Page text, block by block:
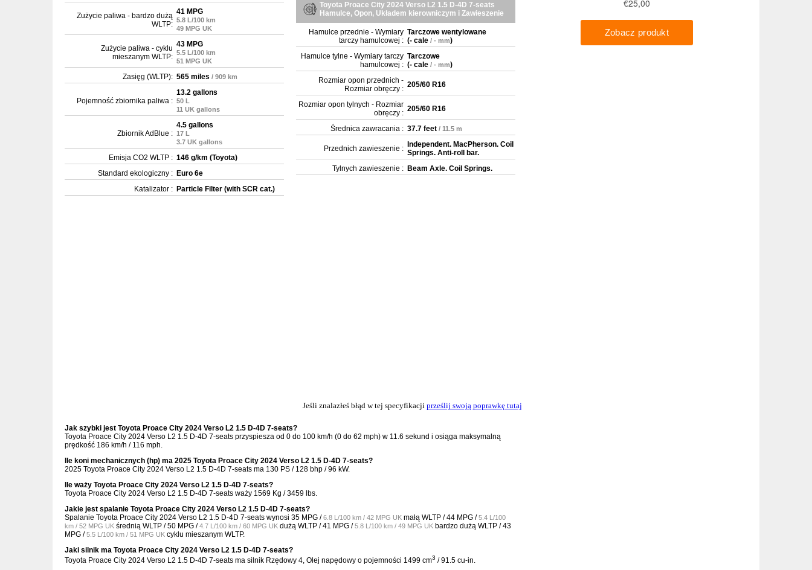
Zużycie paliwa - bardzo dużą
WLTP:
41 MPG
5.8 L/100 km
49 MPG UK
Zużycie paliwa - cyklu
mieszanym WLTP:
43 MPG
5.5 L/100 km
51 MPG UK
Zasięg (WLTP): 565 miles / 909 km
Pojemność zbiornika paliwa :
13.2 gallons
50 L
11 UK gallons
Zbiornik AdBlue :
4.5 gallons
17 L
3.7 UK gallons
Emisja CO2 WLTP : 146 g/km (Toyota)
Standard ekologiczny : Euro 6e
Katalizator : Particle Filter (with SCR cat.)
Toyota Proace City 2024 Verso L2 1.5 D-4D 7-seats
Hamulce, Opon, Układem kierowniczym i Zawieszenie
Hamulce przednie - Wymiary
tarczy hamulcowej :
Tarczowe wentylowane
(- cale / - mm)
Hamulce tylne - Wymiary tarczy
hamulcowej :
Tarczowe
(- cale / - mm)
Rozmiar opon przednich -
Rozmiar obręczy : 205/60 R16
Rozmiar opon tylnych - Rozmiar
obręczy : 205/60 R16
Średnica zawracania : 37.7 feet / 11.5 m
Przednich zawieszenie :
Independent. MacPherson. Coil
Springs. Anti-roll bar.
Tylnych zawieszenie : Beam Axle. Coil Springs.
Jeśli znalazłeś błąd w tej specyfikacji prześlij swoją poprawkę tutaj
Jak szybki jest Toyota Proace City 2024 Verso L2 1.5 D-4D 7-seats?
Toyota Proace City 2024 Verso L2 1.5 D-4D 7-seats przyspiesza od 0 do 100 km/h (0 do 62 mph) w 11.6 sekund i osiąga maksymalną
prędkość 186 km/h / 116 mph.
Ile koni mechanicznych (hp) ma 2025 Toyota Proace City 2024 Verso L2 1.5 D-4D 7-seats?
2025 Toyota Proace City 2024 Verso L2 1.5 D-4D 7-seats ma 130 PS / 128 bhp / 96 kW.
Ile waży Toyota Proace City 2024 Verso L2 1.5 D-4D 7-seats?
Toyota Proace City 2024 Verso L2 1.5 D-4D 7-seats waży 1569 Kg / 3459 lbs.
Jakie jest spalanie Toyota Proace City 2024 Verso L2 1.5 D-4D 7-seats?
Spalanie Toyota Proace City 2024 Verso L2 1.5 D-4D 7-seats wynosi 35 MPG /6.8 L/100 km / 42 MPG UK małą WLTP /44 MPG /5.4 L/100
km / 52 MPG UK średnią WLTP /50 MPG /4.7 L/100 km / 60 MPG UK dużą WLTP /41 MPG /5.8 L/100 km / 49 MPG UK bardzo dużą WLTP /43
MPG /5.5 L/100 km / 51 MPG UK cyklu mieszanym WLTP.
Jaki silnik ma Toyota Proace City 2024 Verso L2 1.5 D-4D 7-seats?
Toyota Proace City 2024 Verso L2 1.5 D-4D 7-seats ma silnik Rzędowy 4, Olej napędowy o pojemności 1499 cm3 / 91.5 cu-in.